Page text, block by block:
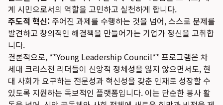
계 시민으로서의 역할을 고민하고 실천하게 합니다.
주도적 혁신: 주어진 과제를 수행하는 것을 넘어, 스스로 문제를
발견하고 창의적인 해결책을 만들어가는 기업가 정신을 고취합
니다.
결론적으로, **Young Leadership Council** 프로그램은 차
세대 크리스천 리더들이 신앙적 정체성을 잃지 않으면서도, 현
대 사회가 요구하는 전문성과 혁신성을 갖춘 인재로 성장할 수
있도록 지원하는 독보적인 플랫폼입니다. 이는 단순한 봉사 활